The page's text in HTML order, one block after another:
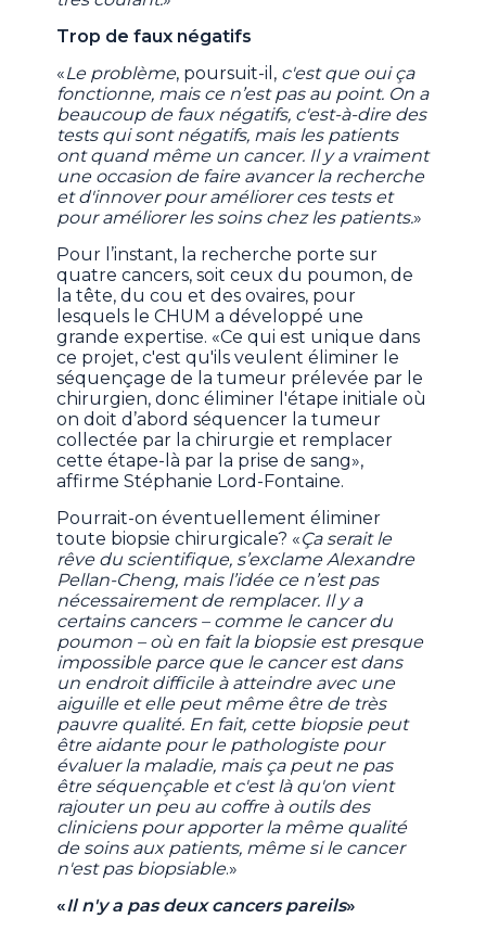
Trop de faux négatifs
«Le problème, poursuit-il, c'est que oui ça
fonctionne, mais ce n’est pas au point. On a
beaucoup de faux négatifs, c'est-à-dire des
tests qui sont négatifs, mais les patients
ont quand même un cancer. Il y a vraiment
une occasion de faire avancer la recherche
et d'innover pour améliorer ces tests et
pour améliorer les soins chez les patients.»
Pour l’instant, la recherche porte sur
quatre cancers, soit ceux du poumon, de
la tête, du cou et des ovaires, pour
lesquels le CHUM a développé une
grande expertise. «Ce qui est unique dans
ce projet, c'est qu'ils veulent éliminer le
séquençage de la tumeur prélevée par le
chirurgien, donc éliminer l'étape initiale où
on doit d’abord séquencer la tumeur
collectée par la chirurgie et remplacer
cette étape-là par la prise de sang»,
affirme Stéphanie Lord-Fontaine.
Pourrait-on éventuellement éliminer
toute biopsie chirurgicale? «Ça serait le
rêve du scientifique, s’exclame Alexandre
Pellan-Cheng, mais l’idée ce n’est pas
nécessairement de remplacer. Il y a
certains cancers – comme le cancer du
poumon – où en fait la biopsie est presque
impossible parce que le cancer est dans
un endroit difficile à atteindre avec une
aiguille et elle peut même être de très
pauvre qualité. En fait, cette biopsie peut
être aidante pour le pathologiste pour
évaluer la maladie, mais ça peut ne pas
être séquençable et c'est là qu'on vient
rajouter un peu au coffre à outils des
cliniciens pour apporter la même qualité
de soins aux patients, même si le cancer
n'est pas biopsiable.»
«Il n'y a pas deux cancers pareils»